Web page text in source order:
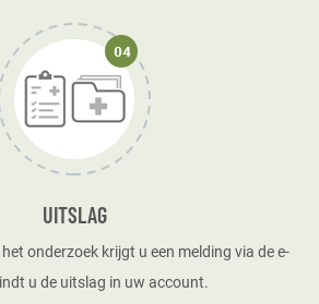
UITSLAG
onderzoek krijgt u een melding via de e-
u de uitslag in uw account.